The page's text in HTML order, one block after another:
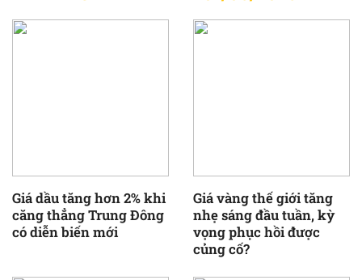
Giá dầu tăng hơn 2% khi
căng thẳng Trung Đông
có diễn biến mới
Giá vàng thế giới tăng
nhẹ sáng đầu tuần, kỳ
vọng phục hồi được
củng cố?